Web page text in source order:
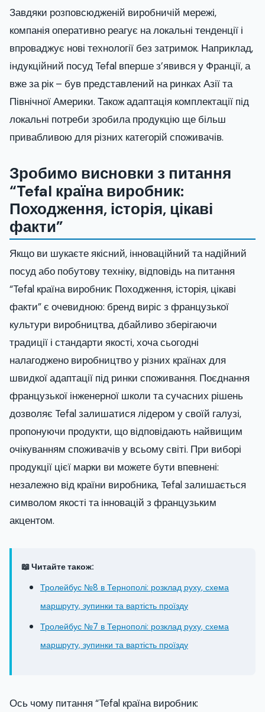
Завдяки розповсюдженій виробничій мережі,
компанія оперативно реагує на локальні тенденції і
впроваджує нові технології без затримок. Наприклад,
індукційний посуд Tefal вперше з’явився у Франції, а
вже за рік – був представлений на ринках Азії та
Північної Америки. Також адаптація комплектації під
локальні потреби зробила продукцію ще більш
привабливою для різних категорій споживачів.
Зробимо висновки з питання
“Tefal країна виробник:
Походження, історія, цікаві
факти”
Якщо ви шукаєте якісний, інноваційний та надійний
посуд або побутову техніку, відповідь на питання
“Tefal країна виробник: Походження, історія, цікаві
факти” є очевидною: бренд виріс з французької
культури виробництва, дбайливо зберігаючи
традиції і стандарти якості, хоча сьогодні
налагоджено виробництво у різних країнах для
швидкої адаптації під ринки споживання. Поєднання
французької інженерної школи та сучасних рішень
дозволяє Tefal залишатися лідером у своїй галузі,
пропонуючи продукти, що відповідають найвищим
очікуванням споживачів у всьому світі. При виборі
продукції цієї марки ви можете бути впевнені:
незалежно від країни виробника, Tefal залишається
символом якості та інновацій з французьким
акцентом.
📖 Читайте також:
Тролейбус №8 в Тернополі: розклад руху, схема
маршруту, зупинки та вартість проїзду
Тролейбус №7 в Тернополі: розклад руху, схема
маршруту, зупинки та вартість проїзду
Ось чому питання “Tefal країна виробник: